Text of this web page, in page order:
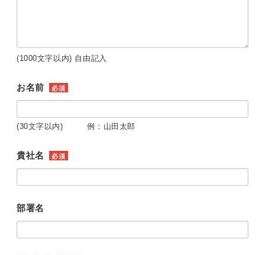
(1000文字以内) 自由記入
お名前 必須
(30文字以内) 例：山田太郎
貴社名 必須
部署名